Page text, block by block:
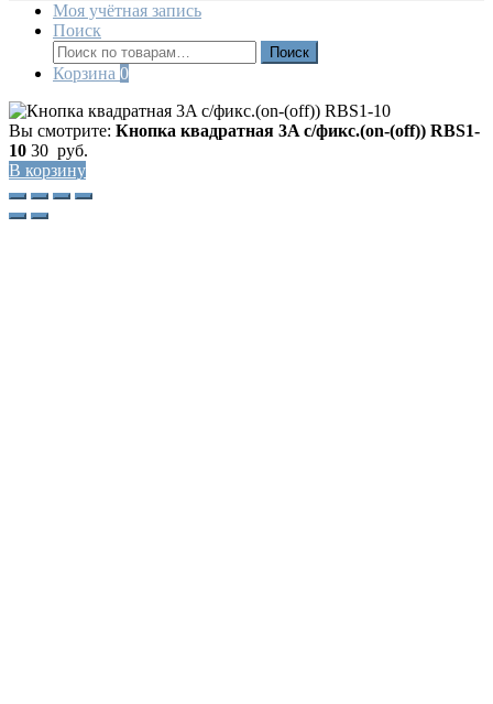
Моя учётная запись
Поиск
Искать:
Поиск
Корзина 0
Вы смотрите: Кнопка квадратная 3A с/фикс.(on-(off)) RBS1-
10 30 руб.
В корзину